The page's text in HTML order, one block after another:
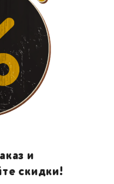
и
скидки!